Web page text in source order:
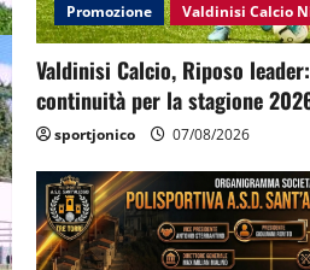
Promozione Valdinisi Calcio
Valdinisi Calcio, Riposo
continuità per la stagione
sportjonico 07/08/2026